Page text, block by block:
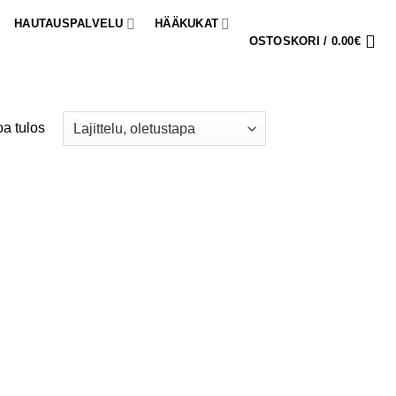
HAUTAUSPALVELU
HÄÄKUKAT
OSTOSKORI / 0.00€
tulos